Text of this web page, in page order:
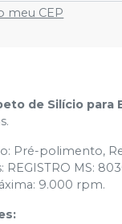
meu CEP
de Silício para
Pré-polimento,
REGISTRO MS:
9.000 rpm.